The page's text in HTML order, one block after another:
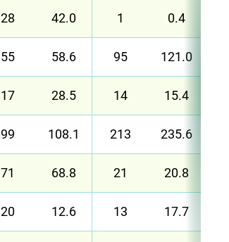
28 42.0 1 0.4
55 58.6 95 121.0
17 28.5 14 15.4
99 108.1 213 235.6
71 68.8 21 20.8
20 12.6 13 17.7